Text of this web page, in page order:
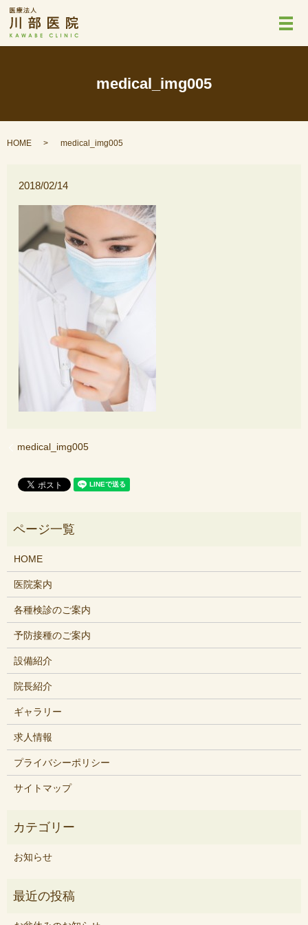
メ
medical_img005
HOME medical_img005
2018/02/14
medical_img005
HOME
医院案内
各種検診のご案内
予防接種のご案内
設備紹介
院長紹介
ギャラリー
求人情報
プライバシーポリシー
サイトマップ
お知らせ